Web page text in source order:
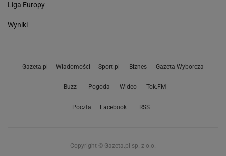
Liga Europy
Wyniki
Gazeta.pl Wiadomości Sport.pl Biznes Gazeta Wyborcza
Buzz Pogoda Wideo Tok.FM
Poczta Facebook RSS
Copyright © Gazeta.pl sp. z o.o.